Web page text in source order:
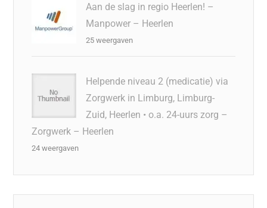
Aan de slag in regio Heerlen! –
Manpower – Heerlen
25 weergaven
Helpende niveau 2 (medicatie) via
Zorgwerk in Limburg, Limburg-
Zuid, Heerlen • o.a. 24-uurs zorg –
Zorgwerk – Heerlen
24 weergaven